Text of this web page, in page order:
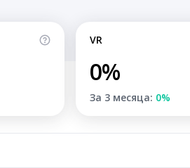
VR
0%
За 3 месяца: 0%